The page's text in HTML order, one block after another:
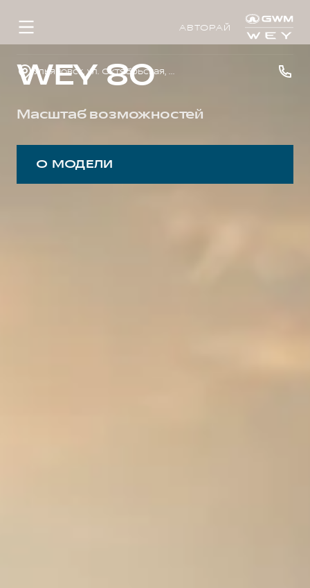
АВТОРАЙ
Ульяновск, ул. Октябрьская, д. 22л
WEY 80
Масштаб возможностей
О МОДЕЛИ